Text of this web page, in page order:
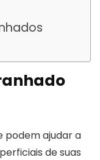
podem ajudar a
de suas